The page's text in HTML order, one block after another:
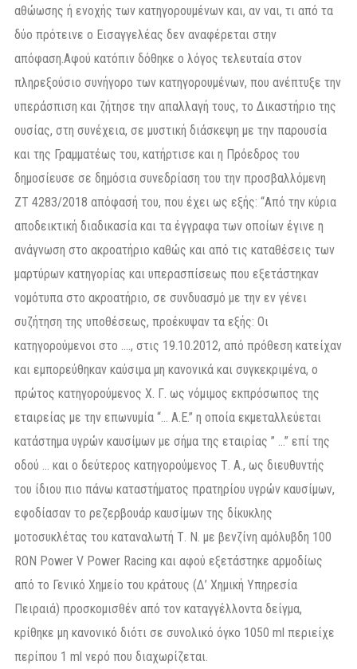
αθώωσης ή ενοχής των κατηγορουμένων και, αν ναι, τι από τα
δύο πρότεινε ο Εισαγγελέας δεν αναφέρεται στην
απόφαση.Αφού κατόπιν δόθηκε ο λόγος τελευταία στον
πληρεξούσιο συνήγορο των κατηγορουμένων, που ανέπτυξε την
υπεράσπιση και ζήτησε την απαλλαγή τους, το Δικαστήριο της
ουσίας, στη συνέχεια, σε μυστική διάσκεψη με την παρουσία
και της Γραμματέως του, κατήρτισε και η Πρόεδρος του
δημοσίευσε σε δημόσια συνεδρίαση του την προσβαλλόμενη
ΖΤ 4283/2018 απόφασή του, που έχει ως εξής: “Από την κύρια
αποδεικτική διαδικασία και τα έγγραφα των οποίων έγινε η
ανάγνωση στο ακροατήριο καθώς και από τις καταθέσεις των
μαρτύρων κατηγορίας και υπερασπίσεως που εξετάστηκαν
νομότυπα στο ακροατήριο, σε συνδυασμό με την εν γένει
συζήτηση της υποθέσεως, προέκυψαν τα εξής: Οι
κατηγορούμενοι στο …., στις 19.10.2012, από πρόθεση κατείχαν
και εμπορεύθηκαν καύσιμα μη κανονικά και συγκεκριμένα, ο
πρώτος κατηγορούμενος Χ. Γ. ως νόμιμος εκπρόσωπος της
εταιρείας με την επωνυμία “… Α.Ε.” η οποία εκμεταλλεύεται
κατάστημα υγρών καυσίμων με σήμα της εταιρίας ” …” επί της
οδού … και ο δεύτερος κατηγορούμενος Τ. Α., ως διευθυντής
του ίδιου πιο πάνω καταστήματος πρατηρίου υγρών καυσίμων,
εφοδίασαν το ρεζερβουάρ καυσίμων της δίκυκλης
μοτοσυκλέτας του καταναλωτή Τ. Ν. με βενζίνη αμόλυβδη 100
RON Power V Power Racing και αφού εξετάστηκε αρμοδίως
από το Γενικό Χημείο του κράτους (Δ’ Χημική Υπηρεσία
Πειραιά) προσκομισθέν από τον καταγγέλλοντα δείγμα,
κρίθηκε μη κανονικό διότι σε συνολικό όγκο 1050 ml περιείχε
περίπου 1 ml νερό που διαχωρίζεται.